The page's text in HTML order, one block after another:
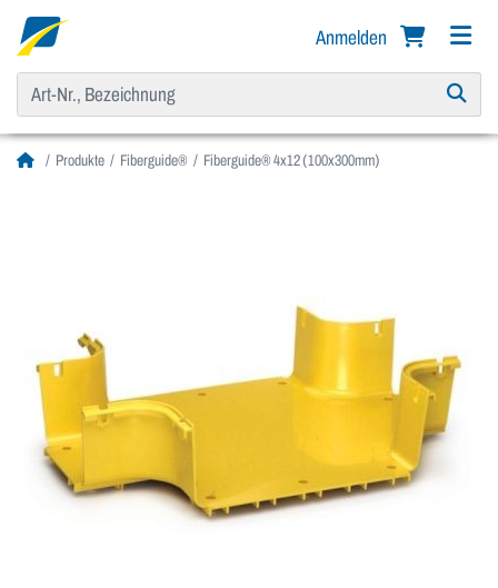
Anmelden
Produkte Fiberguide® Fiberguide® 4x12 (100x300mm)